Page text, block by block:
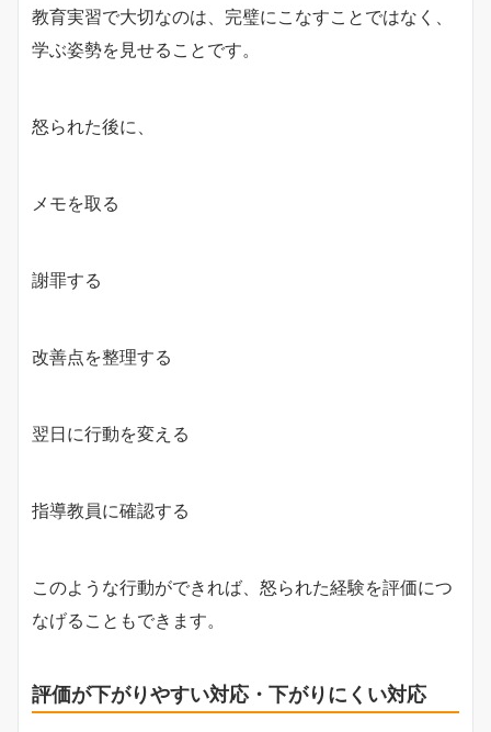
教育実習で大切なのは、完璧にこなすことではなく、
学ぶ姿勢を見せることです。
怒られた後に、
メモを取る
謝罪する
改善点を整理する
翌日に行動を変える
指導教員に確認する
このような行動ができれば、怒られた経験を評価につ
なげることもできます。
評価が下がりやすい対応・下がりにくい対応